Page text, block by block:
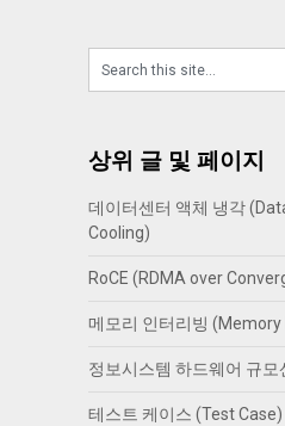
상위 글 및 페이지
데이터센터 액체 냉각
Cooling)
RoCE (RDMA over
메모리 인터리빙
정보시스템 하드웨어 규모
테스트 케이스 (Test Case)